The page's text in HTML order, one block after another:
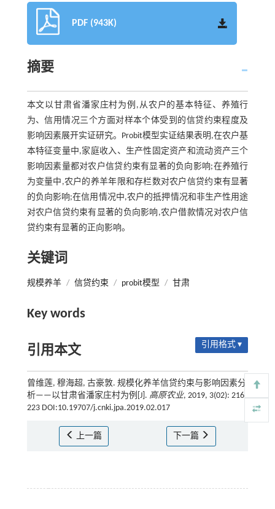
PDF (943K)
摘要
本文以甘肃省潘家庄村为例,从农户的基本特征、养殖行
为、信用情况三个方面对样本个体受到的信贷约束程度及
影响因素展开实证研究。Probit模型实证结果表明,在农户基
本特征变量中,家庭收入、生产性固定资产和流动资产三个
影响因素量都对农户信贷约束有显著的负向影响;在养殖行
为变量中,农户的养羊年限和存栏数对农户信贷约束有显著
的负向影响;在信用情况中,农户的抵押情况和非生产性用途
对农户信贷约束有显著的负向影响,农户借款情况对农户信
贷约束有显著的正向影响。
关键词
规模养羊 / 信贷约束 / probit模型 / 甘肃
Key words
引用本文 引用格式 ▾
曾维莲, 穆海超, 古豪敦. 规模化养羊信贷约束与影响因素分
析——以甘肃省潘家庄村为例[J]. 高原农业, 2019, 3(02): 216-
223 DOI:10.19707/j.cnki.jpa.2019.02.017
上一篇 下一篇